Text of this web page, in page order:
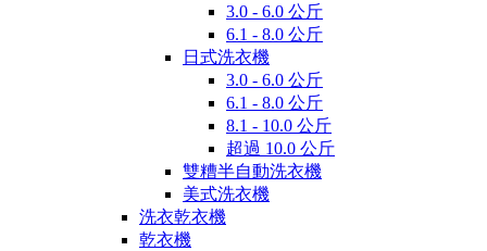
3.0 - 6.0 公斤
6.1 - 8.0 公斤
日式洗衣機
3.0 - 6.0 公斤
6.1 - 8.0 公斤
8.1 - 10.0 公斤
超過 10.0 公斤
雙糟半自動洗衣機
美式洗衣機
洗衣乾衣機
乾衣機